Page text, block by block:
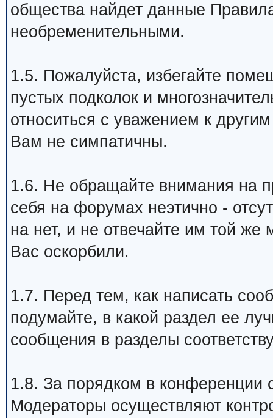
общества найдет данные
необременительными.
1.5. Пожалуйста, избегайте
пустых подколок и
относиться с уважением к
Вам не симпатичны.
1.6. Не обращайте внимания на
себя на форумах неэтично -
на нет, и не отвечайте им той
Вас оскорбили.
1.7. Перед тем, как написать
подумайте, в какой раздел ее
сообщения в разделы
1.8. За порядком в конференции
Модераторы осуществляют